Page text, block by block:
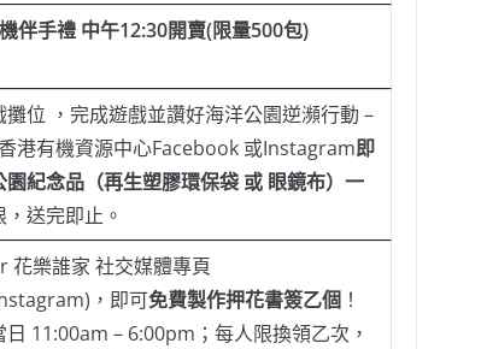
伴手禮 中午12:30開賣(限量500包)
攤位 ，完成遊戲並讚好海洋公園逆瀕行動 –
港有機資源中心Facebook 或Instagram即
園紀念品（再生塑膠環保袋 或 眼鏡布）一
，送完即止。
花樂誰家 社交媒體專頁
，即可免費製作押花書簽乙個 ！
11:00am – 6:00pm；每人限換領乙次，